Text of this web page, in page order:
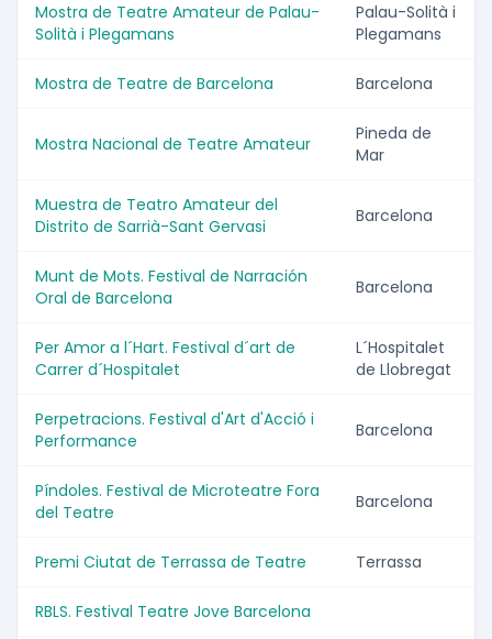
Mostra de Teatre Amateur de Palau-
Solità i Plegamans
Palau-Solità i
Plegamans
Mostra de Teatre de Barcelona Barcelona
Mostra Nacional de Teatre Amateur
Pineda de
Mar
Muestra de Teatro Amateur del
Distrito de Sarrià-Sant Gervasi
Barcelona
Munt de Mots. Festival de Narración
Oral de Barcelona
Barcelona
Per Amor a l´Hart. Festival d´art de
Carrer d´Hospitalet
L´Hospitalet
de Llobregat
Perpetracions. Festival d'Art d'Acció i
Performance
Barcelona
Píndoles. Festival de Microteatre Fora
del Teatre
Barcelona
Premi Ciutat de Terrassa de Teatre Terrassa
RBLS. Festival Teatre Jove Barcelona